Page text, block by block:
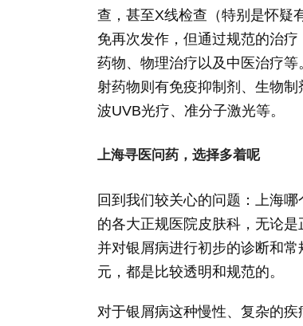
查，甚至X线检查（特别是怀疑
免再次发作，但通过规范的治
药物、物理治疗以及中医治疗
射药物则有免疫抑制剂、生物
波UVB光疗、准分子激光等。
上海寻医问药，选择多着呢
回到我们较关心的问题：上海
的各大正规医院皮肤科，无论
并对银屑病进行初步的诊断和
元，都是比较透明和规范的。
对于银屑病这种慢性、复杂的